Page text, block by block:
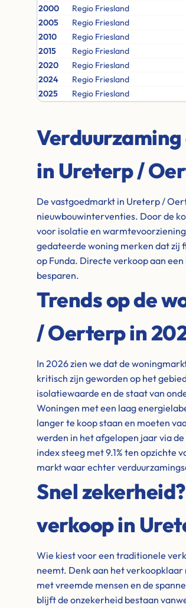
2000
Regio Friesland
2005
Regio Friesland
2010
Regio Friesland
2015
Regio Friesland
2020
Regio Friesland
2024
Regio Friesland
2025
Regio Friesland
in Ureterp /
De vastgoedmarkt in Ureterp /
nieuwbouwinterventies. Door de
voor isolatie en
gedateerde woning merken dat zij
op Funda. Directe verkoop aan
besparen.
Trends op de
/ Oerterp in
In 2026 zien we dat de
kritisch zijn geworden op het
isolatiewaarde en de staat van
Woningen met een laag
langer te koop staan en moeten
werden in het afgelopen jaar via
index steeg met 9.1% ten opzichte
markt waar echter
Snel
verkoop in
Wie kiest voor een traditionele
neemt. Denk aan het
met vreemde mensen en de
blijft de onzekerheid bestaan